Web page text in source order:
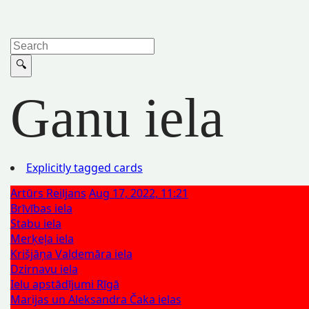
Ganu iela
Explicitly tagged cards
Artūrs Reiljans Aug 17, 2022, 11:21
Brīvības iela
Stabu iela
Merķeļa iela
Krišjāņa Valdemāra iela
Dzirnavu iela
Ielu apstādījumi Rīgā
Marijas un Aleksandra Čaka ielas